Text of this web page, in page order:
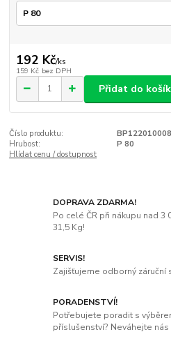
192 Kč/ks
159 Kč bez DPH
Přidat do
Číslo produktu:
Hrubost:
P 80
Hlídat cenu / dostupnost
DOPRAVA ZDARMA!
Po celé ČR při nákupu nad 3
31,5 Kg!
SERVIS!
Zajišťujeme odborný záruční
PORADENSTVÍ!
Potřebujete poradit s
příslušenství? Neváhejte nás